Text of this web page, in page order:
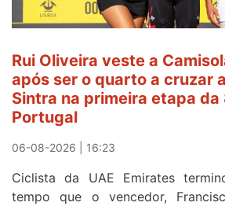
da
etapa
da
Volta
a
Portugal
Rui Oliveira veste a
após ser o quarto a cruzar
Sintra na primeira etapa da
Portugal
06-08-2026 | 16:23
Ciclista da UAE Emirates
tempo que o vencedor,